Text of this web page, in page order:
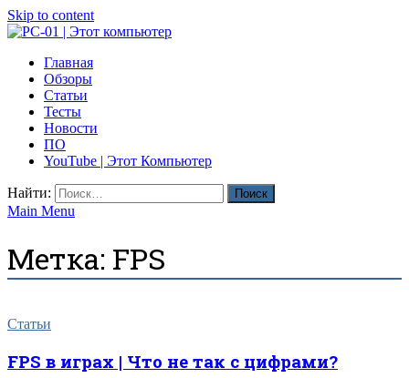
Skip to content
PC-01 | Этот компьютер
Компьютерные новости
Главная
Обзоры
Статьи
Тесты
Новости
ПО
YouTube | Этот Компьютер
Найти:
Main Menu
Метка: FPS
Статьи
FPS в играх | Что не так с цифрами?